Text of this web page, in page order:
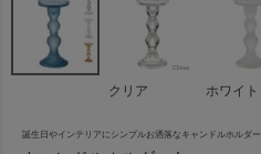
クリア ホワイト
誕生日やインテリアにシンプルお洒落なキャンドルホルダー